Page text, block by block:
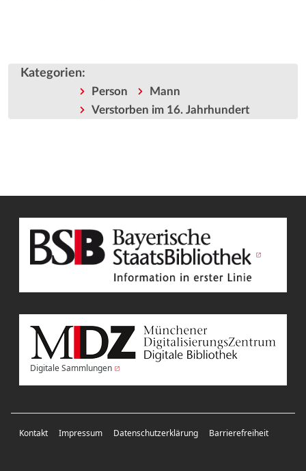
Kategorien:
Person
Mann
Verstorben im 16. Jahrhundert
Digitale Sammlungen
Kontakt Impressum Datenschutzerklärung Barrierefreiheit